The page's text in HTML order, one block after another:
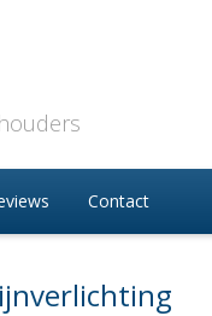
Contact